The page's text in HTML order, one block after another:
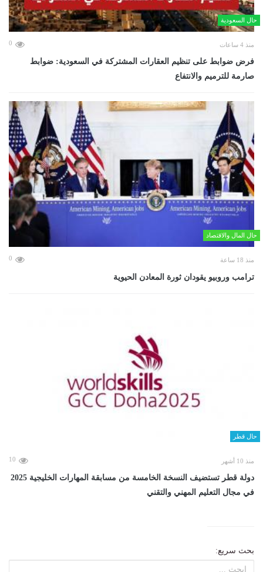
حال السعودية
منذ 4 ساعات 0
فرض ضوابط على تنظيم العقارات المشتركة في السعودية: ضوابط
صارمة للترميم والانتفاع
حال المال والاقتصاد
منذ 18 ساعة 0
ترامب وروبيو يقودان ثورة المعادن الحيوية
حال قطر
منذ 10 أشهر 10
دولة قطر تستضيف النسخة الخامسة من مسابقة المهارات الخليجية 2025
في مجال التعليم المهني والتقني
بحث سريع: